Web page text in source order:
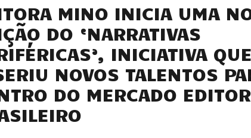
MINO INICIA UMA
DO ‘NARRATIVAS
INICIATIVA QUE
NOVOS TALENTOS
DO MERCADO